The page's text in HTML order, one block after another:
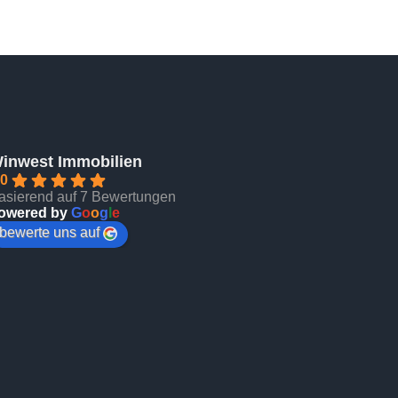
Immobilien
auf 7 Bewertungen
by Goog e
bewerte uns auf